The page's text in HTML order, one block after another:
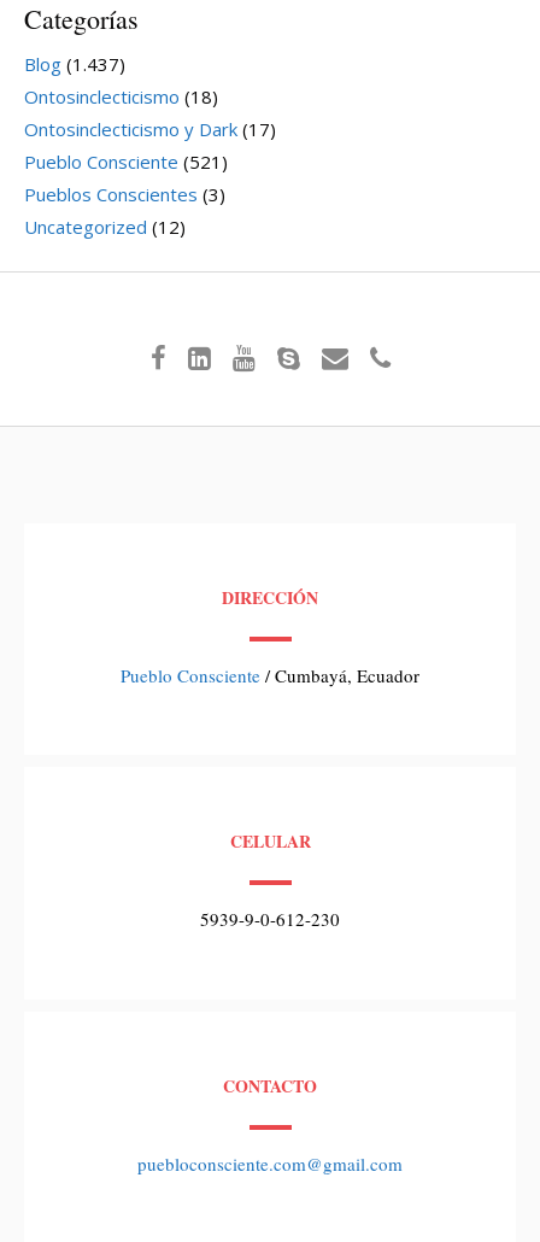
Categorías
Blog (1.437)
Ontosinclecticismo (18)
Ontosinclecticismo y Dark (17)
Pueblo Consciente (521)
Pueblos Conscientes (3)
Uncategorized (12)
DIRECCIÓN
Pueblo Consciente / Cumbayá, Ecuador
CELULAR
5939-9-0-612-230
CONTACTO
puebloconsciente.com@gmail.com